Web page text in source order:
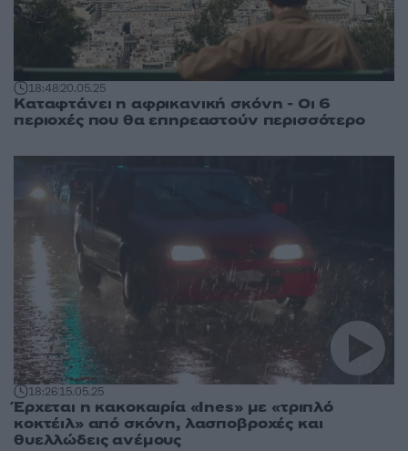
18:4820.05.25
Καταφτάνει η αφρικανική σκόνη - Οι 6
περιοχές που θα επηρεαστούν περισσότερο
18:2615.05.25
Έρχεται η κακοκαιρία «Ines» με «τριπλό
κοκτέιλ» από σκόνη, λασποβροχές και
θυελλώδεις ανέμους